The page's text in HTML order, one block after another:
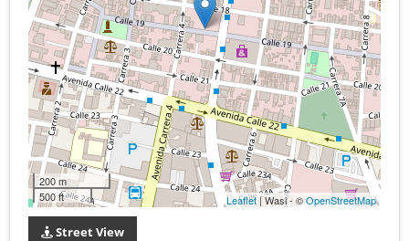
200 m
500 ft
Leaflet| Wasi - ©OpenStreetMap
Street View